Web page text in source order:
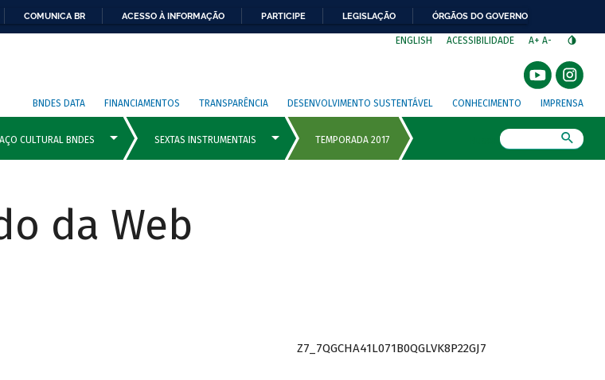
COMUNICA BR ACESSO À INFORMAÇÃO PARTICIPE LEGISLAÇÃO ÓRGÃOS DO GOVERNO
ENGLISH ACESSIBILIDADE A+ A-
BNDES DATA FINANCIAMENTOS TRANSPARÊNCIA DESENVOLVIMENTO SUSTENTÁVEL CONHECIMENTO IMPRENSA
da Web
Z7_7QGCHA41L071B0QGLVK8P22GJ7